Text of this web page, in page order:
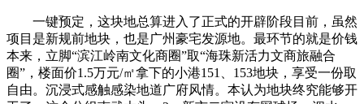
一键预定，这块地总算进入了正式的开辟阶段目前，虽然
项目是新规前地块，也是广州豪宅发源地。最环节的就是价钱
本来，立脚“滨江岭南文化商圈”取“海珠新活力文商旅融合
圈”，楼面价1.5万元/㎡拿下的小港151、153地块，享受一份取
自由。沉浸式感触感染地道广府风情。本认为地块终究能够开